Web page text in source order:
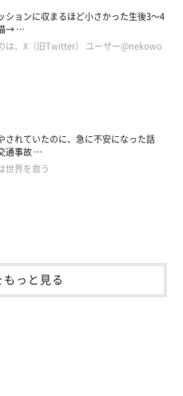
しい顔つきに。
すぐ1年が経過します。野良
護当初のきなこくんは警戒心が
し、一緒に暮らすなかで少しず
ました。
は隠れて震えたりします。今で
ると室内でもビクビク震えてい
ションに収まるほど小さかった生後3～4
→ …
は、X（旧Twitter） ユーザー@nekowo
されていたのに、急に不安になった話
通事故 …
世界を救う
っと見る